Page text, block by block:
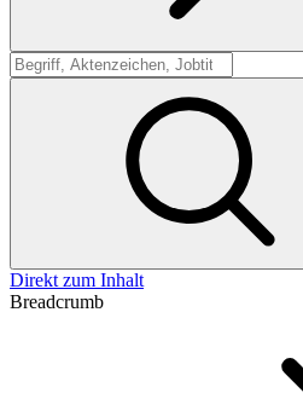
Suche
Direkt zum Inhalt
Breadcrumb